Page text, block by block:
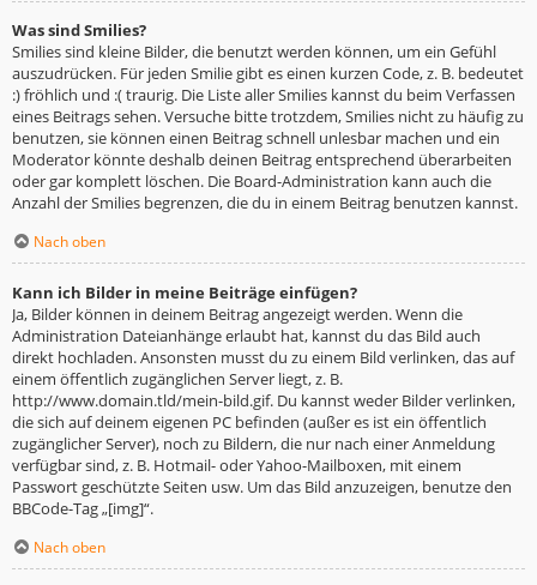
Was sind Smilies?
Smilies sind kleine Bilder, die benutzt werden können, um ein Gefühl
auszudrücken. Für jeden Smilie gibt es einen kurzen Code, z. B. bedeutet
:) fröhlich und :( traurig. Die Liste aller Smilies kannst du beim Verfassen
eines Beitrags sehen. Versuche bitte trotzdem, Smilies nicht zu häufig zu
benutzen, sie können einen Beitrag schnell unlesbar machen und ein
Moderator könnte deshalb deinen Beitrag entsprechend überarbeiten
oder gar komplett löschen. Die Board-Administration kann auch die
Anzahl der Smilies begrenzen, die du in einem Beitrag benutzen kannst.
Nach oben
Kann ich Bilder in meine Beiträge einfügen?
Ja, Bilder können in deinem Beitrag angezeigt werden. Wenn die
Administration Dateianhänge erlaubt hat, kannst du das Bild auch
direkt hochladen. Ansonsten musst du zu einem Bild verlinken, das auf
einem öffentlich zugänglichen Server liegt, z. B.
http://www.domain.tld/mein-bild.gif. Du kannst weder Bilder verlinken,
die sich auf deinem eigenen PC befinden (außer es ist ein öffentlich
zugänglicher Server), noch zu Bildern, die nur nach einer Anmeldung
verfügbar sind, z. B. Hotmail- oder Yahoo-Mailboxen, mit einem
Passwort geschützte Seiten usw. Um das Bild anzuzeigen, benutze den
BBCode-Tag „[img]“.
Nach oben